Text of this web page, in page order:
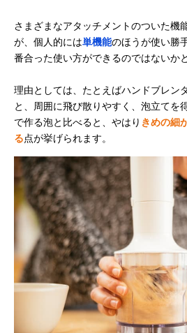
さまざまなアタッチメントのついた機
が、個人的には単機能のほうが使い勝
番合った使い方ができるのではないか
理由としては、たとえばハンドブレン
と、周囲に飛び散りやすく、泡立てを
で作る泡と比べると、やはり きめの細
る点が挙げられます。